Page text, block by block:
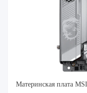
Материнская плата